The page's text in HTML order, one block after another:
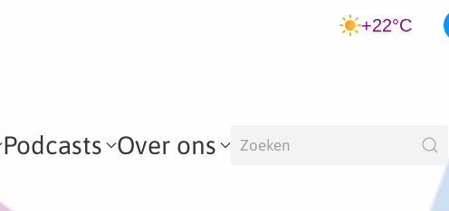
+22°C
Podcasts Over ons